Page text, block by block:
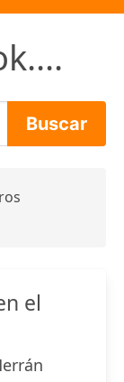
el